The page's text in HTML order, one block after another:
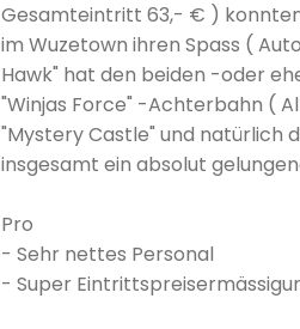
Gesamteintritt 63,- € )
im Wuzetown ihren Spass (
Hawk" hat den beiden -oder
"Winjas Force" -Achterbahn (
"Mystery Castle" und natürlich
insgesamt ein absolut
Pro
- Sehr nettes Personal
- Super